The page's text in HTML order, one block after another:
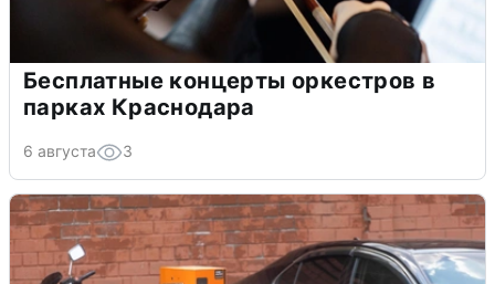
Бесплатные концерты оркестров в
парках Краснодара
6 августа 3